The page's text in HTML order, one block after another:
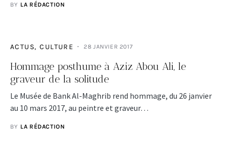
BY LA RÉDACTION
ACTUS CULTURE 28 JANVIER 2017
Hommage posthume à Aziz Abou Ali, le
graveur de la solitude
Le Musée de Bank Al-Maghrib rend hommage, du 26 janvier
au 10 mars 2017, au peintre et graveur…
BY LA RÉDACTION